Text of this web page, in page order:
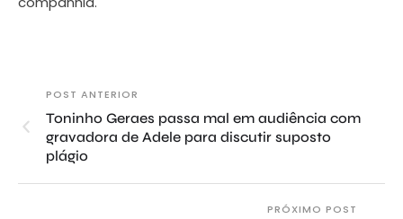
POST ANTERIOR
Toninho Geraes passa mal em audiência com
gravadora de Adele para discutir suposto
plágio
PRÓXIMO POST